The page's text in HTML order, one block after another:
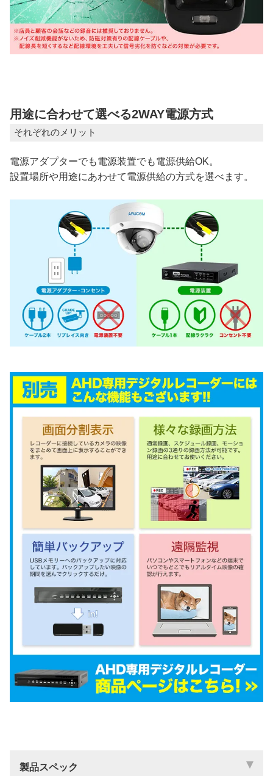
用途に合わせて選べる2WAY電源方式
それぞれのメリット
電源アダプターでも電源装置でも電源供給OK。
設置場所や用途にあわせて電源供給の方式を選べます。
製品スペック